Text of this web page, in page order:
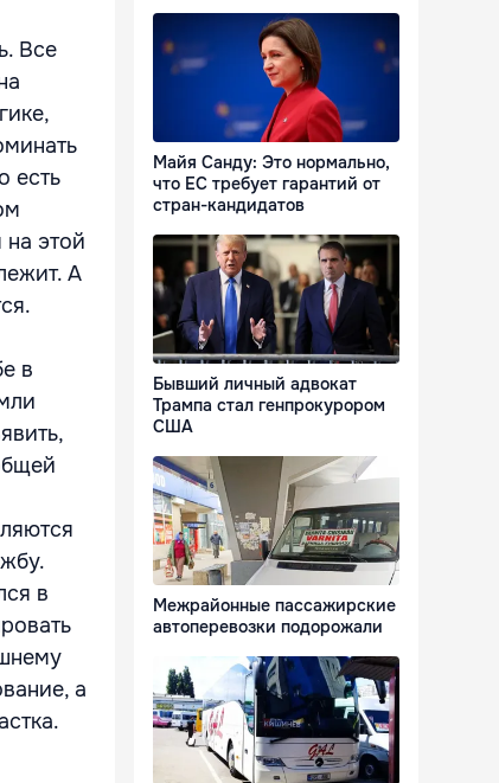
Все
есть
этой
А
в
в
а
Майя Санду: Это нормально,
что ЕС требует гарантий от
стран-кандидатов
Бывший личный адвокат
Трампа стал генпрокурором
США
Межрайонные пассажирские
автоперевозки подорожали